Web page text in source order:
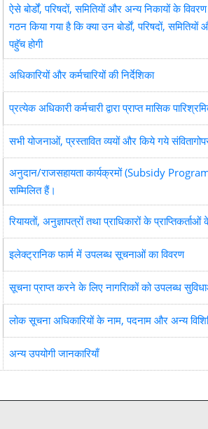
ऐसे बोर्डों, परिषदों, समितियों और अन्य निकायों के
गठन किया गया है कि क्या उन बोर्डाें, परिषदों,
पहॅुच होगी
अधिकारियों और कर्मचारियों की निर्देशिका
प्रत्येक अधिकारी कर्मचारी द्वारा प्राप्त मासिक
सभी योजनाओं, प्रस्तावित व्ययों और किये गये
अनुदान/राजसहायता कार्यक्रमों (Subsidy
सम्मिलित हैं।
रियायतों, अनुज्ञापत्रों तथा प्राधिकारों के
इलेक्ट्रानिक फार्म में उपलब्ध सूचनाओं का विवरण
सूचना प्राप्त करने के लिए नागरिाकों को उपलब्ध
लोक सूचना अधिकारियों के नाम, पदनाम और अन्य
अन्य उपयोगी जानकारियाँ